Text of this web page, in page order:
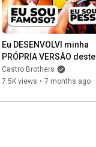
Eu DESENVOLVI minha
PRÓPRIA VERSÃO deste
APLICATIVO!
Castro Brothers
7.5K views • 7 months ago